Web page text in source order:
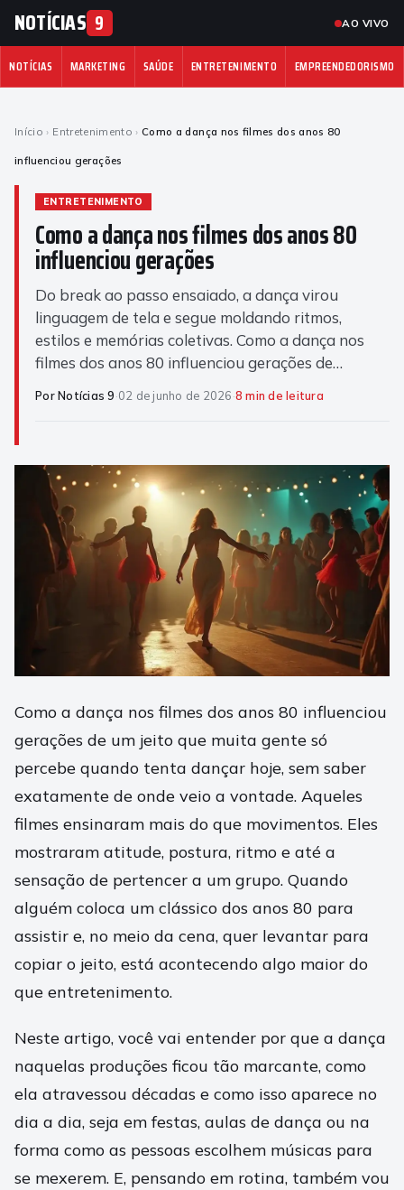
NOTÍCIAS 9 AO VIVO
NOTÍCIAS MARKETING SAÚDE ENTRETENIMENTO EMPREENDEDORISMO
Início › Entretenimento › Como a dança nos filmes dos anos 80
influenciou gerações
ENTRETENIMENTO
Como a dança nos filmes dos anos 80
influenciou gerações
Do break ao passo ensaiado, a dança virou
linguagem de tela e segue moldando ritmos,
estilos e memórias coletivas. Como a dança nos
filmes dos anos 80 influenciou gerações de…
Por Notícias 9·02 de junho de 2026·8 min de leitura
Como a dança nos filmes dos anos 80 influenciou
gerações de um jeito que muita gente só
percebe quando tenta dançar hoje, sem saber
exatamente de onde veio a vontade. Aqueles
filmes ensinaram mais do que movimentos. Eles
mostraram atitude, postura, ritmo e até a
sensação de pertencer a um grupo. Quando
alguém coloca um clássico dos anos 80 para
assistir e, no meio da cena, quer levantar para
copiar o jeito, está acontecendo algo maior do
que entretenimento.
Neste artigo, você vai entender por que a dança
naquelas produções ficou tão marcante, como
ela atravessou décadas e como isso aparece no
dia a dia, seja em festas, aulas de dança ou na
forma como as pessoas escolhem músicas para
se mexerem. E, pensando em rotina, também vou